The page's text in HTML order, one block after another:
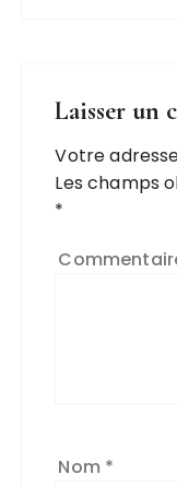
Laisser un
Votre
Les champs
*
Nom *